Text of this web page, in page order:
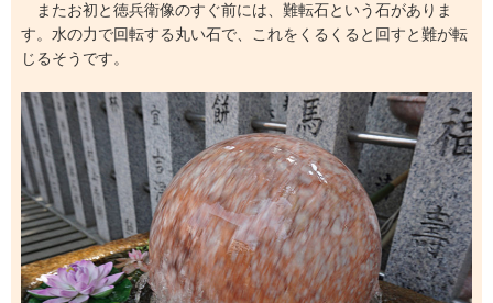
またお初と徳兵衛像のすぐ前には、難転石という石がありま
す。水の力で回転する丸い石で、これをくるくると回すと難が転
じるそうです。